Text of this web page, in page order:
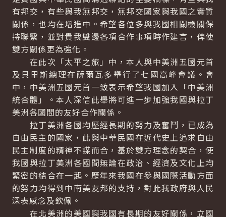
有邦交，有些與我無邦交，無邦交國家與我國之實質
關係，也均在增進中。希望各位多與我國相關機關保
持聯繫，並對貴我雙邊各項合作事項時作建言，俾使
雙方關係更為強化。
在此次「太平之旅」中，本人與中美洲五國元首
及貝里斯總理在薩爾瓦多舉行了七國高峰會議。會
中，中美洲五國元首一致表示希望我國加入「中美洲
統合體」。本人深信此舉將可進一步加強我國與拉丁
美洲各國間的友好合作關係。
拉丁美洲各國均歷經長期的努力及奮鬥，已成為
自由民主的國家，此與中華民國在近代史上追求自由
民主制度的精神不謀而合，基於雙方理念的契合，使
我國與拉丁美洲各國間無論在政治、經濟及文化上均
緊密的結合在一起。歷年來我國在參與國際活動方面
的努力均得到中南美友邦的支持，對此我政府與人民
深表感念及欽佩。
在北美洲的美國與我國有長期的友好關係，立國